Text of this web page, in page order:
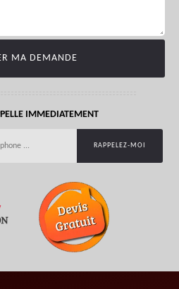
IMMEDIATEMENT